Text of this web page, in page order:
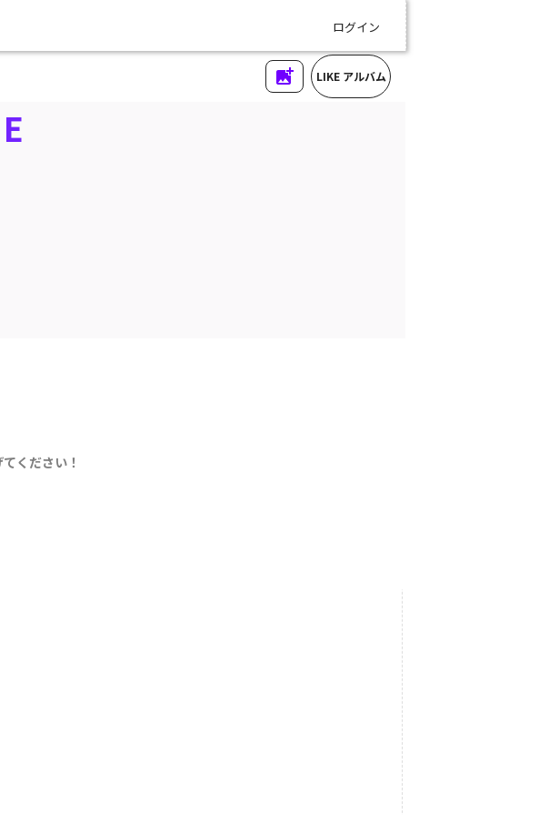
ログイン
LIKE アルバム
ください！